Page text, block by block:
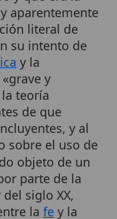
y la
y
que
y al
el uso de
de un
de la
siglo XX,
lafey la